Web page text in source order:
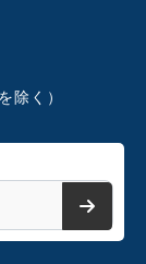
除く）